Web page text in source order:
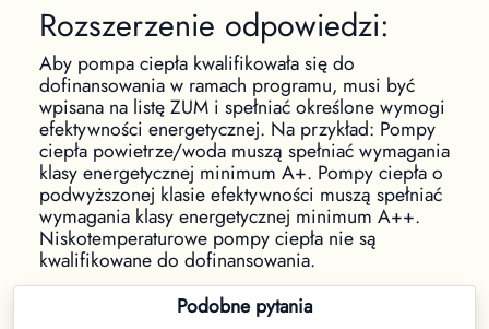
Rozszerzenie odpowiedzi:
Aby pompa ciepła kwalifikowała się do
dofinansowania w ramach programu, musi być
wpisana na listę ZUM i spełniać określone wymogi
efektywności energetycznej. Na przykład: Pompy
ciepła powietrze/woda muszą spełniać wymagania
klasy energetycznej minimum A+. Pompy ciepła o
podwyższonej klasie efektywności muszą spełniać
wymagania klasy energetycznej minimum A++.
Niskotemperaturowe pompy ciepła nie są
kwalifikowane do dofinansowania.
Podobne pytania